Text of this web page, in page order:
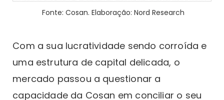
Fonte: Cosan. Elaboração: Nord Research
Com a sua lucratividade sendo corroída e
uma estrutura de capital delicada, o
mercado passou a questionar a
capacidade da Cosan em conciliar o seu